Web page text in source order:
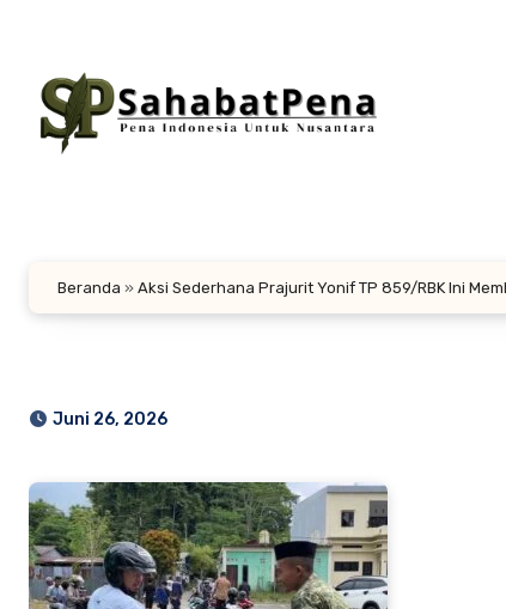
konten
Beranda » Aksi Sederhana Prajurit Yonif TP 859/RBK Ini
Juni 26, 2026